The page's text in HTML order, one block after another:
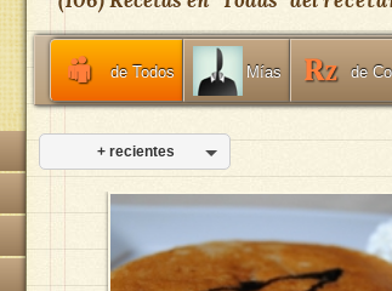
de Todos Mías de
+ recientes